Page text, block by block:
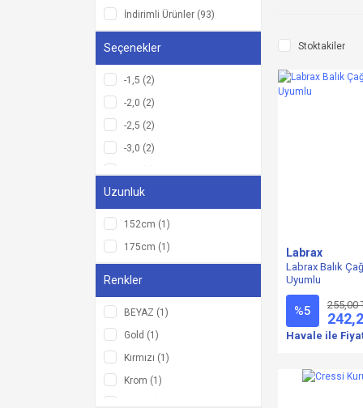
Albastar (1)
Atisub (1)
DİVERMAN (1)
JAK BOENO (1)
Panasonic (1)
SEACSUB (1)
SPORASUB (1)
İndirimli Ürünler (93)
Seçenekler
-1,5 (2)
-2,0 (2)
-2,5 (2)
-3,0 (2)
-4,0 (2)
-5,5 (2)
-6,0 (2)
10 cm (1)
3 UÇLU (1)
4 UÇLU (1)
5 cm (1)
5 UÇLU (1)
Uzunluk
152cm (1)
175cm (1)
Renkler
BEYAZ (1)
Gold (1)
Kırmızı (1)
Krom (1)
Stoktakiler
Labrax
Labrax Balık
Uyumlu
%5 255,00
Havale ile